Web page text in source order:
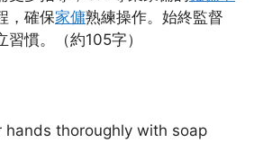
，確保家傭熟練操作。始終監督
慣。（約105字）
hands thoroughly with soap